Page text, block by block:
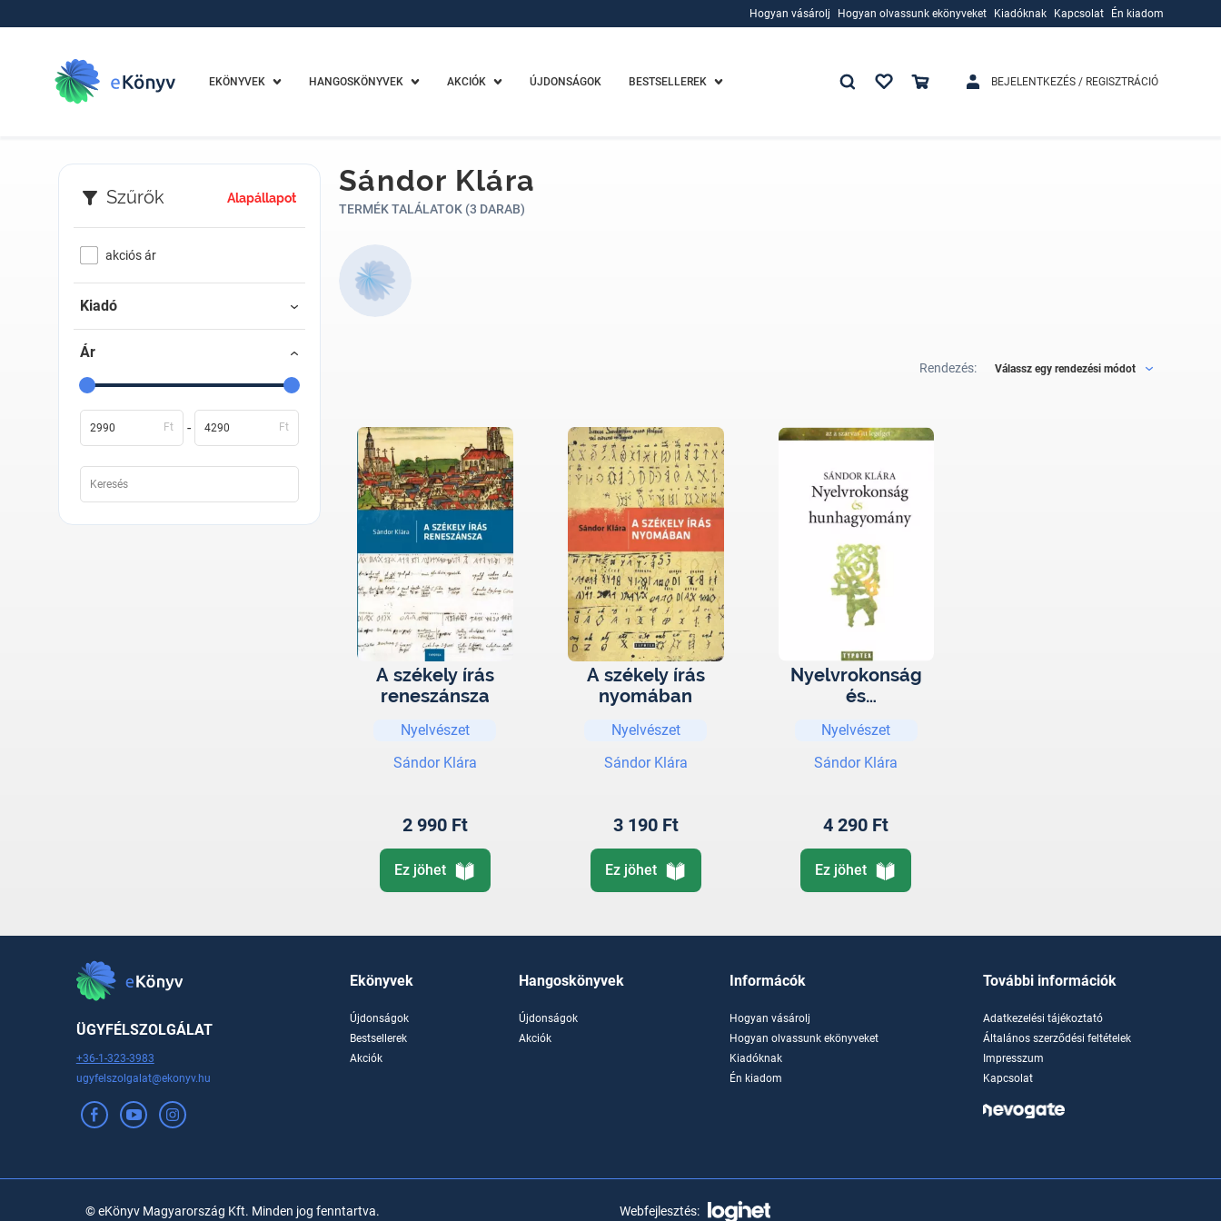
Hogyan vásárolj
Hogyan olvassunk ekönyveket
Kiadóknak
Kapcsolat Én kiadom
EKÖNYVEK HANGOSKÖNYVEK AKCIÓK ÚJDONSÁGOK BESTSELLEREK BEJELENTKEZÉS / REGISZTRÁCIÓ
Szűrők Alapállapot
akciós ár
Kiadó
Ár
Ft - Ft
Sándor Klára
TERMÉK TALÁLATOK (3 DARAB)
Rendezés: Válassz egy rendezési módot
A székely írás
reneszánsza
Nyelvészet
Sándor Klára
2 990 Ft
Ez jöhet
A székely írás
nyomában
Nyelvészet
Sándor Klára
3 190 Ft
Ez jöhet
Nyelvrokonság
és
Nyelvészet
Sándor Klára
4 290 Ft
Ez jöhet
ÜGYFÉLSZOLGÁLAT
+36-1-323-3983
ugyfelszolgalat@ekonyv.hu
Ekönyvek
Újdonságok
Bestsellerek
Akciók
Hangoskönyvek
Újdonságok
Akciók
Informácók
Hogyan vásárolj
Hogyan olvassunk ekönyveket
Kiadóknak
Én kiadom
További információk
Adatkezelési tájékoztató
Általános szerződési feltételek
Impresszum
Kapcsolat
© eKönyv Magyarország Kft. Minden jog fenntartva. Webfejlesztés: